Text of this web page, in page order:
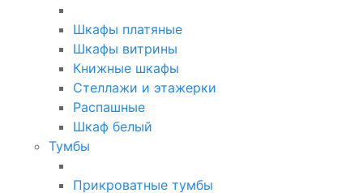
Шкафы платяные
Шкафы витрины
Книжные шкафы
Стеллажи и этажерки
Распашные
Шкаф белый
Тумбы
Прикроватные тумбы